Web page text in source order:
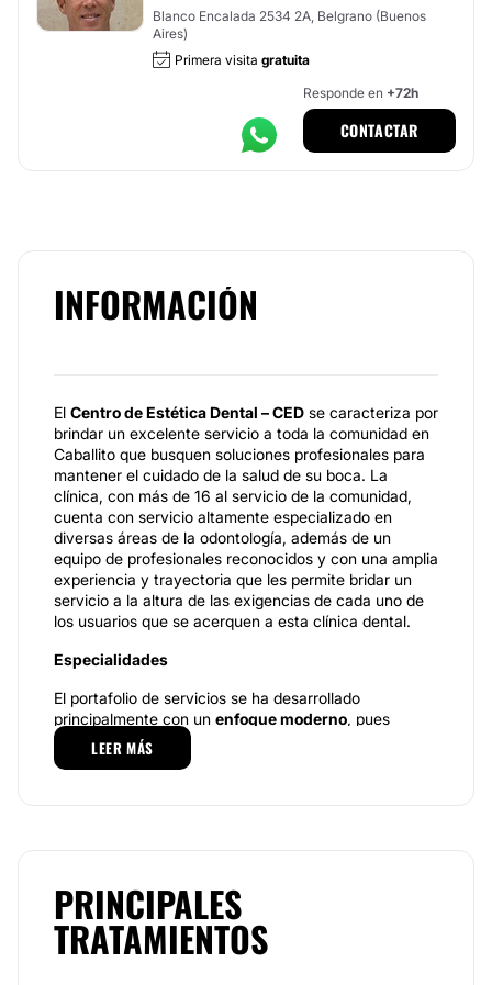
Blanco Encalada 2534 2A, Belgrano (Buenos
Aires)
Primera visita gratuita
Responde en +72h
CONTACTAR
INFORMACIÓN
El Centro de Estética Dental – CED se caracteriza por
brindar un excelente servicio a toda la comunidad en
Caballito que busquen soluciones profesionales para
mantener el cuidado de la salud de su boca. La
clínica, con más de 16 al servicio de la comunidad,
cuenta con servicio altamente especializado en
diversas áreas de la odontología, además de un
equipo de profesionales reconocidos y con una amplia
experiencia y trayectoria que les permite bridar un
servicio a la altura de las exigencias de cada uno de
los usuarios que se acerquen a esta clínica dental.
Especialidades
El portafolio de servicios se ha desarrollado
principalmente con un enfoque moderno, pues
abarca el desarrollo de
que permiten obtener los mejores resultados. A través
Se ofrecen servicios dentro del área de la
periodoncia y endodonciacomo el desarrollo de
tratamientos para las enfermedades que afectan las
LEER MÁS
PRINCIPALES
TRATAMIENTOS